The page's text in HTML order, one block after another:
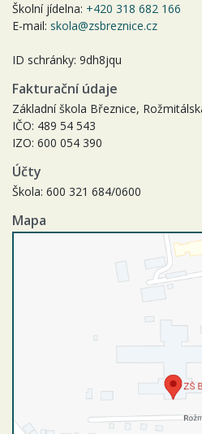
Školní jídelna: +420 318 682 166
E-mail: skola@zsbreznice.cz
ID schránky: 9dh8jqu
Fakturační údaje
Základní škola Březnice,
IČO: 489 54 543
IZO: 600 054 390
Účty
Škola: 600 321 684/0600
Mapa